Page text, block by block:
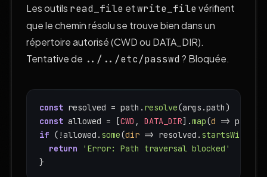
Les outils read_file etwrite_filevérifient
que le chemin résolu se trouve bien dans un
répertoire autorisé (CWD ou DATA_DIR).
Tentative de ../../etc/passwd? Bloquée.
const resolved = path. resolve(args.path)
const allowed = [CWD , DATA_DIR].map(d => path.
if (!allowed. some(dir => resolved. startsWith
return
'Error: Path traversal blocked'
}